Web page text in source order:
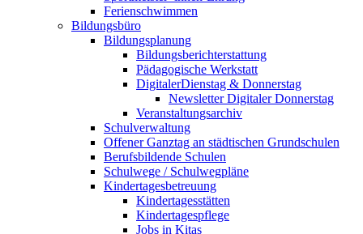
Ferienschwimmen
Bildungsbüro
Bildungsplanung
Bildungsberichterstattung
Pädagogische Werkstatt
DigitalerDienstag & Donnerstag
Newsletter Digitaler Donnerstag
Veranstaltungsarchiv
Schulverwaltung
Offener Ganztag an städtischen Grundschulen
Berufsbildende Schulen
Schulwege / Schulwegpläne
Kindertagesbetreuung
Kindertagesstätten
Kindertagespflege
Jobs in Kitas